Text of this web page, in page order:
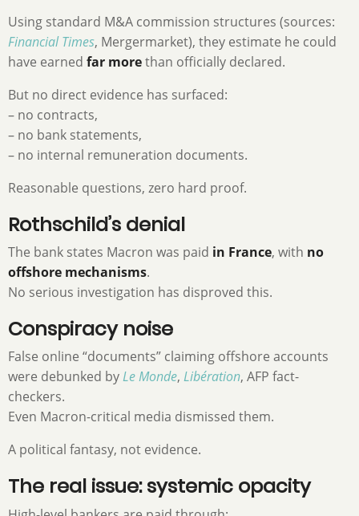
Using standard M&A commission structures (sources:
Financial Times, Mergermarket), they estimate he could
have earned far morethan officially declared.
But no direct evidence has surfaced:
– no contracts,
– no bank statements,
– no internal remuneration documents.
Reasonable questions, zero hard proof.
Rothschild’s denial
The bank states Macron was paid in France, with no
offshore mechanisms.
No serious investigation has disproved this.
Conspiracy noise
False online “documents” claiming offshore accounts
were debunked byLe Monde, Libération, AFP fact-
checkers.
Even Macron-critical media dismissed them.
A political fantasy, not evidence.
The real issue: systemic opacity